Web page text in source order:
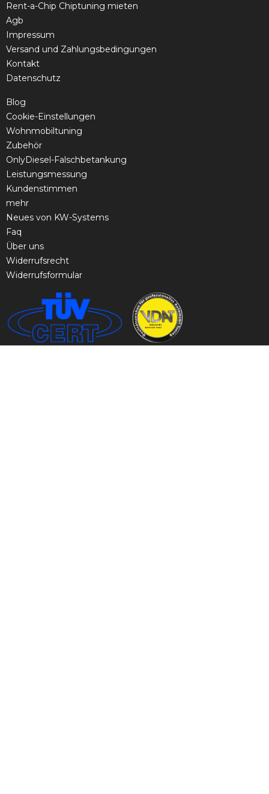
Rent-a-Chip Chiptuning mieten
Agb
Impressum
Versand und Zahlungsbedingungen
Kontakt
Datenschutz
Blog
Cookie-Einstellungen
Wohnmobiltuning
Zubehör
OnlyDiesel-Falschbetankung
Leistungsmessung
Kundenstimmen
mehr
Neues von KW-Systems
Faq
Über uns
Widerrufsrecht
Widerrufsformular